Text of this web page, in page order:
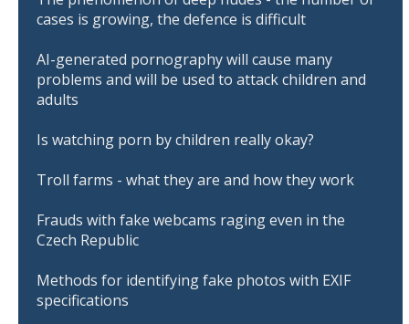
cases is growing, the defence is difficult
AI-generated pornography will cause many
problems and will be used to attack children and
adults
Is watching porn by children really okay?
Troll farms - what they are and how they work
Frauds with fake webcams raging even in the
Czech Republic
Methods for identifying fake photos with EXIF
specifications